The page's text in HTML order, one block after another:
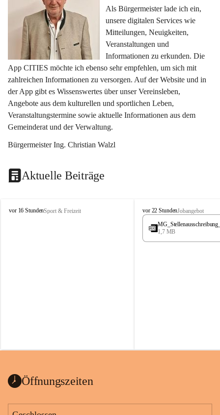
Als Bürgermeister lade ich ein,
unsere digitalen Services wie
Mitteilungen, Neuigkeiten,
Veranstaltungen und
Informationen zu erkunden. Die
App CITIES möchte ich ebenso sehr empfehlen, um sich mit
zahlreichen Informationen zu versorgen. Auf der Website und in
der App gibt es Wissenswertes über unser Vereinsleben,
Angebote aus dem kulturellen und sportlichen Leben,
Veranstaltungstermine sowie aktuelle Informationen aus dem
Gemeinderat und der Verwaltung.
Bürgermeister Ing. Christian Walzl
Aktuelle Beiträge
S
vor 16 StundenSport & Freizeit
S
t
s
vor 22 StundenJobangebot
1,7 MB
Öffnungszeiten